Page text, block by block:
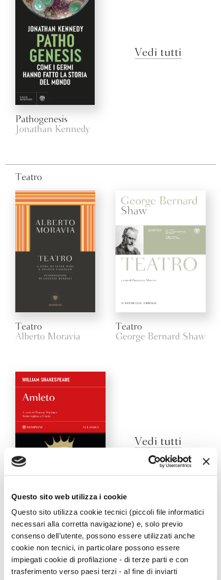
Questo sito web utilizza i cookie
Questo sito utilizza cookie tecnici (piccoli file informatici
necessari alla corretta navigazione) e, solo previo
consenso dell’utente, possono essere utilizzati anche
cookie non tecnici, in particolare possono essere
impiegati cookie di profilazione - di terze parti e con
trasferimento verso paesi terzi - al fine di inviarti
Pathogenesis
Jonathan Kennedy
Vedi tutti
Teatro
Teatro
Alberto Moravia
Teatro
George Bernard Shaw
Amleto
William Shakespeare
Vedi tutti
Viaggi